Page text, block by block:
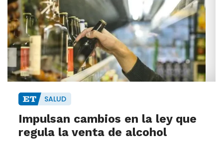
SALUD
Impulsan cambios en la ley que
regula la venta de alcohol